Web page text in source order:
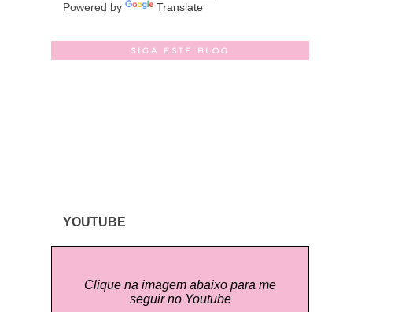
Powered by Translate
SIGA ESTE BLOG
YOUTUBE
Clique na imagem abaixo para me
seguir no Youtube